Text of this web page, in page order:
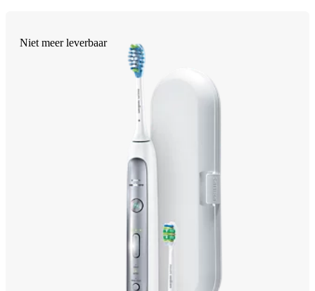
Niet meer leverbaar